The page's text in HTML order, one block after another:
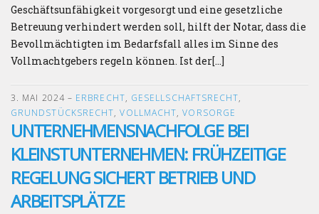
Geschäftsunfähigkeit vorgesorgt und eine gesetzliche
Betreuung verhindert werden soll, hilft der Notar, dass die
Bevollmächtigten im Bedarfsfall alles im Sinne des
Vollmachtgebers regeln können. Ist der[…]
3. MAI 2024– ERBRECHT, GESELLSCHAFTSRECHT,
GRUNDSTÜCKSRECHT,VOLLMACHT,VORSORGE
UNTERNEHMENSNACHFOLGE BEI
KLEINSTUNTERNEHMEN: FRÜHZEITIGE
REGELUNG SICHERT BETRIEB UND
ARBEITSPLÄTZE